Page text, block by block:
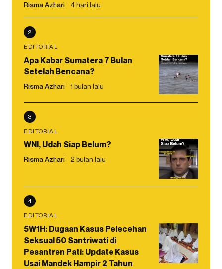
Risma Azhari 4 hari lalu
2
EDITORIAL
Apa Kabar Sumatera 7 Bulan
Setelah Bencana?
Risma Azhari 1 bulan lalu
3
EDITORIAL
WNI, Udah Siap Belum?
Risma Azhari 2 bulan lalu
4
EDITORIAL
5W1H: Dugaan Kasus Pelecehan
Seksual 50 Santriwati di
Pesantren Pati: Update Kasus
Usai Mandek Hampir 2 Tahun